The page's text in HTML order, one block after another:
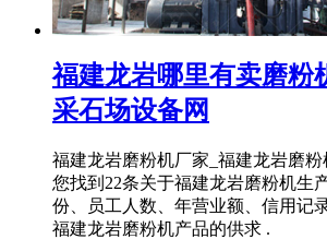
福建龙岩哪里有卖磨粉
采石场设备网
福建龙岩磨粉机厂家_福建龙岩磨
您找到22条关于福建龙岩磨粉机生
份、员工人数、年营业额、信用记
福建龙岩磨粉机产品的供求 .